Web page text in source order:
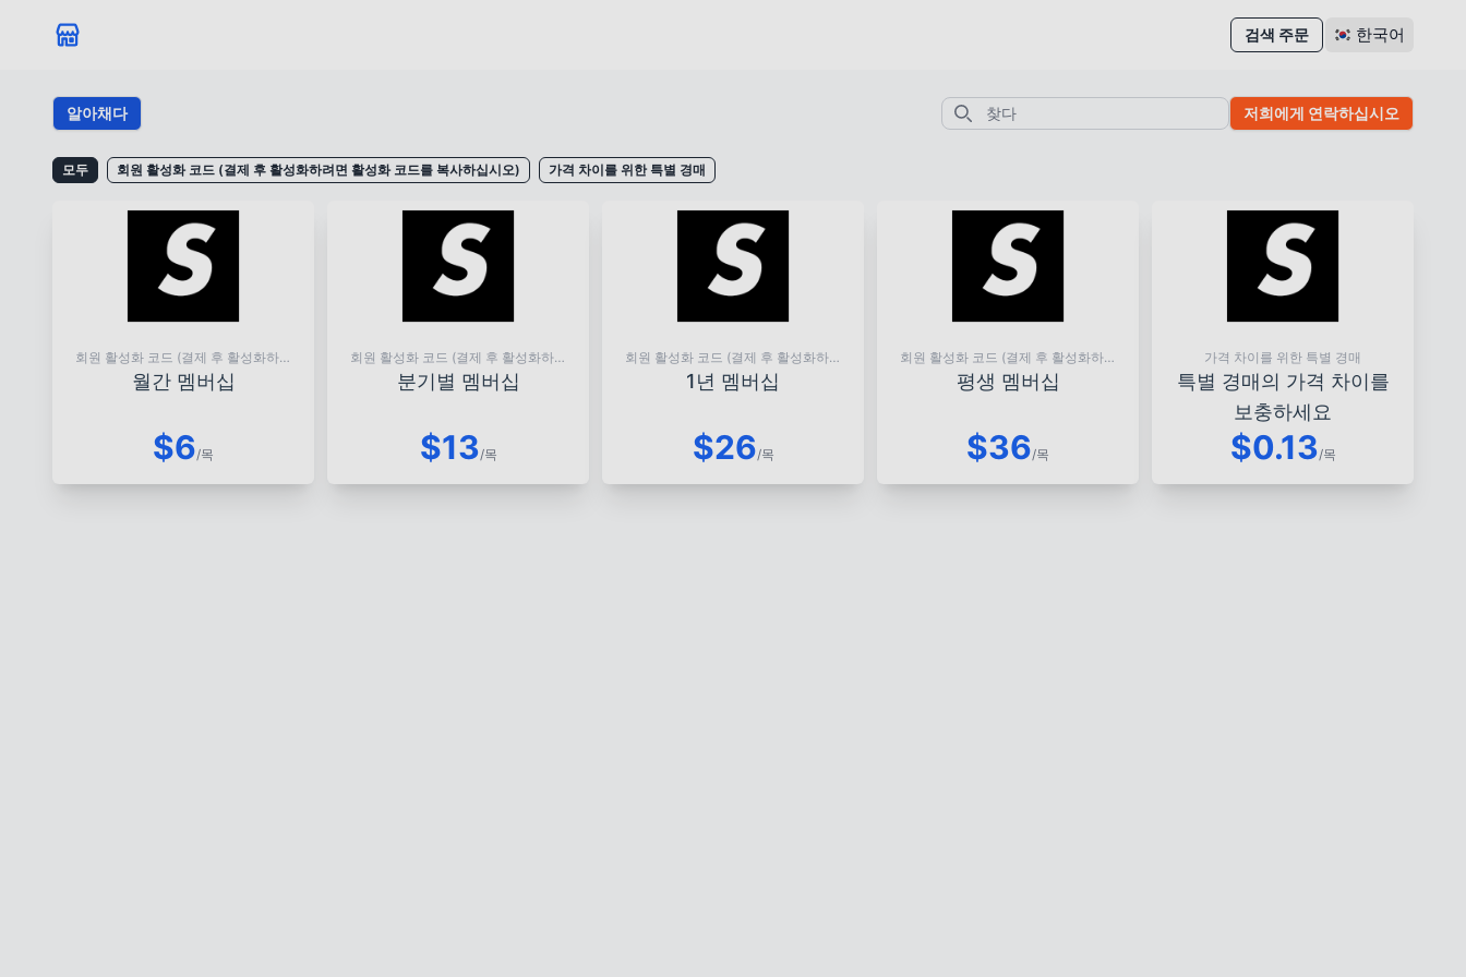
검색 주문 한국어
알아채다 저희에게 연락하십시오
모두 회원 활성화 코드 (결제 후 활성화하려면 활성화 코드를 복사하십시오) 가격 차이를 위한 특별 경매
회원 활성화 코드 (결제 후 활성화하려
면 활성화 코드를 복사하십시오)
월간 멤버십
$6/목
회원 활성화 코드 (결제 후 활성화하려
면 활성화 코드를 복사하십시오)
분기별 멤버십
$13/목
회원 활성화 코드 (결제 후 활성화하려
면 활성화 코드를 복사하십시오)
1년 멤버십
$26/목
회원 활성화 코드 (결제 후 활성화하려
면 활성화 코드를 복사하십시오)
평생 멤버십
$36/목
가격 차이를 위한 특별 경매
특별 경매의 가격 차이를
보충하세요
$0.13/목